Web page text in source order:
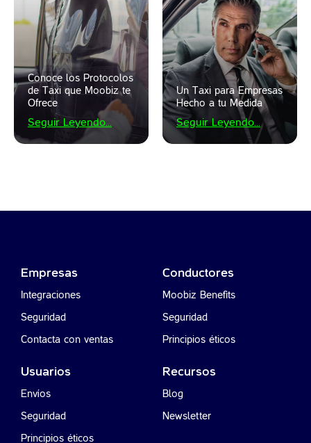
Conoce los Protocolos
de Taxi que Moobiz te
Ofrece
Seguir Leyendo...
Un Taxi para Empresas
Hecho a tu Medida
Seguir Leyendo...
Empresas
Integraciones
Seguridad
Contacta con ventas
Conductores
Moobiz Benefits
Seguridad
Principios éticos
Usuarios
Envíos
Seguridad
Principios éticos
Recursos
Blog
Newsletter